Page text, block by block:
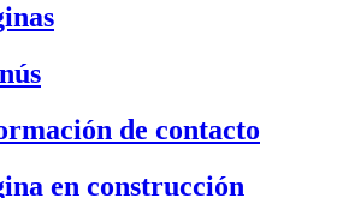
de contacto
en construcción